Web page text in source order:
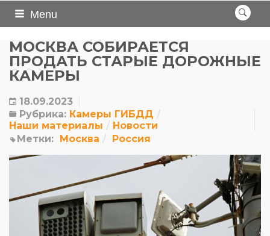
Menu
МОСКВА СОБИРАЕТСЯ
ПРОДАТЬ СТАРЫЕ ДОРОЖНЫЕ
КАМЕРЫ
18.09.2023
Рубрика: Камеры ГИБДД
Наши материалы
Новости
Метки: Москва Россия